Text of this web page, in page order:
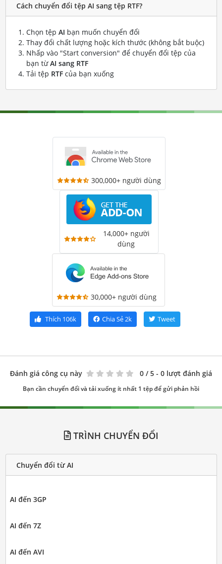
Cách chuyển đổi tệp AI sang tệp RTF?
Chọn tệp AI bạn muốn chuyển đổi
Thay đổi chất lượng hoặc kích thước (không bắt buộc)
Nhấp vào "Start conversion" để chuyển đổi tệp của
bạn từAI sang RTF
Tải tệp RTFcủa bạn xuống
300,000+ người dùng
14,000+ người
dùng
30,000+ người dùng
Thích 106k Chia Sẻ2k Tweet
Đánh giá công cụ này 0 / 5 - 0 lượt đánh giá
Bạn cần chuyển đổi và tải xuống ít nhất 1 tệp để gửi phản hồi
TRÌNH CHUYỂN ĐỔI
Chuyển đổi từ AI
AI đến 3GP
AI đến 7Z
AI đến AVI